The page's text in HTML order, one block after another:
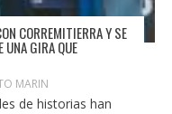
CORREMITIERRA Y SE
UNA GIRA QUE
MARIN
de historias han